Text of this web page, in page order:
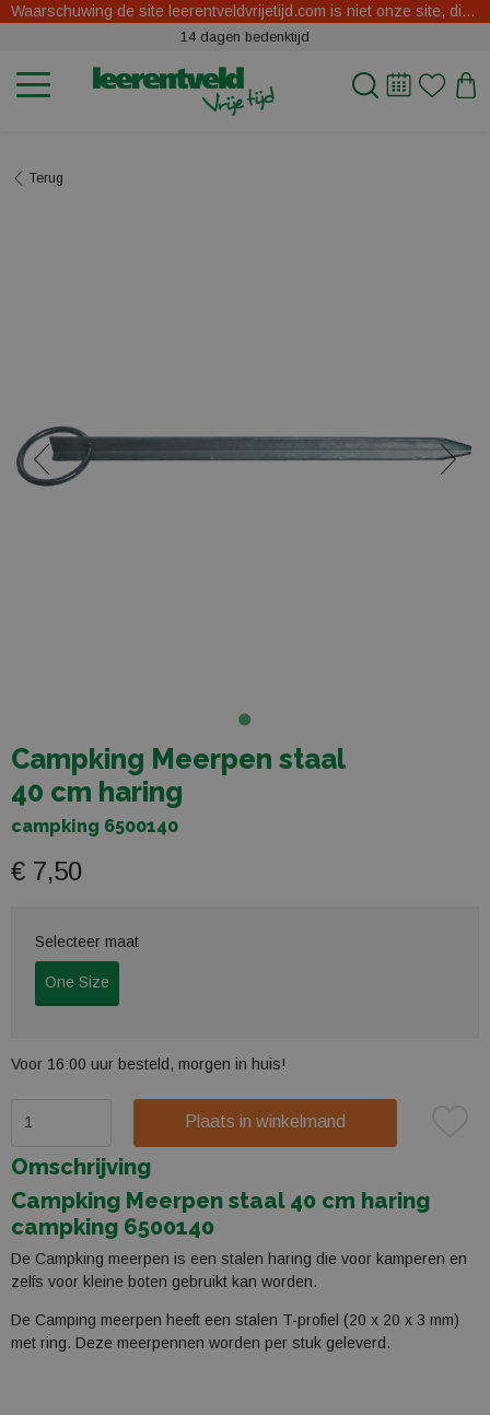
Waarschuwing de site leerentveldvrijetijd.com is niet onze site, dit zijn oplichters.
14 dagen bedenktijd
Terug
Campking Meerpen staal
40 cm haring
campking 6500140
€ 7,50
Selecteer maat
One Size
Voor 16:00 uur besteld, morgen in huis!
Plaats in winkelmand
Omschrijving
Campking Meerpen staal 40 cm haring
campking 6500140
De Campking meerpen is een stalen haring die voor kamperen en
zelfs voor kleine boten gebruikt kan worden.
De Camping meerpen heeft een stalen T-profiel (20 x 20 x 3 mm)
met ring. Deze meerpennen worden per stuk geleverd.